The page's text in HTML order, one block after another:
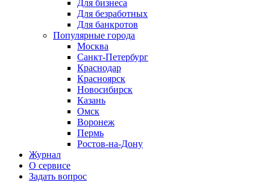
Для бизнеса
Для безработных
Для банкротов
Популярные города
Москва
Санкт-Петербург
Краснодар
Красноярск
Новосибирск
Казань
Омск
Воронеж
Пермь
Ростов-на-Дону
Журнал
О сервисе
Задать вопрос